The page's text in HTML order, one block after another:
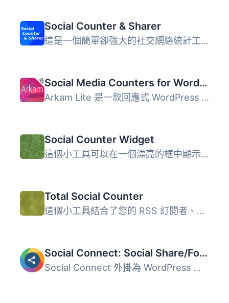
Social Counter & Sharer
這是一個簡單卻強大的社交網絡統計工具，支持 Facebook、Twit...
Social Media Counters for WordPress – Arkam Lite
Arkam Lite 是一款回應式 WordPress 外掛，它使用內含的小工...
Social Counter Widget
這個小工具可以在一個漂亮的框中顯示您的RSS訂閱者、Twitter...
Total Social Counter
這個小工具結合了您的 RSS 訂閱者、Twitter 跟隨者和 Faceboo...
Social Connect: Social Share/Follow By 7Span
Social Connect 外掛為 WordPress 網站新增非常吸引人且具有...